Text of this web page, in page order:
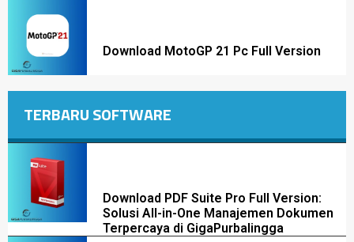
Download MotoGP 21 Pc Full Version
TERBARU SOFTWARE
Download PDF Suite Pro Full Version:
Solusi All-in-One Manajemen Dokumen
Terpercaya di GigaPurbalingga